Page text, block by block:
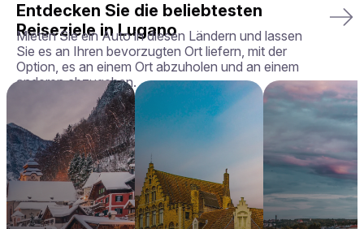
Entdecken Sie die beliebtesten
Reiseziele in Lugano
Mieten Sie ein Auto in diesen Ländern und lassen
Sie es an Ihren bevorzugten Ort liefern, mit der
Option, es an einem Ort abzuholen und an einem
anderen abzugeben.